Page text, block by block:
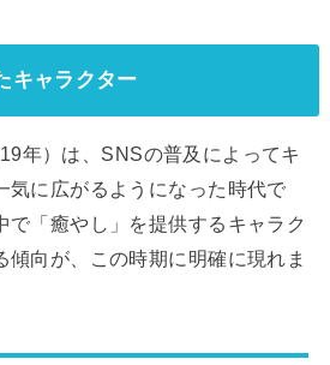
キャラクター
年）は、SNSの普及によってキ
気に広がるようになった時代で
で「癒やし」を提供するキャラク
傾向が、この時期に明確に現れま